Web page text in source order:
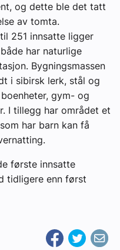
og dette ble det tatt
av tomta.
251 innsatte ligger
har naturlige
Bygningsmassen
i sibirsk lerk, stål og
gym- og
I tillegg har området et
har barn kan få
første innsatte
tidligere enn først